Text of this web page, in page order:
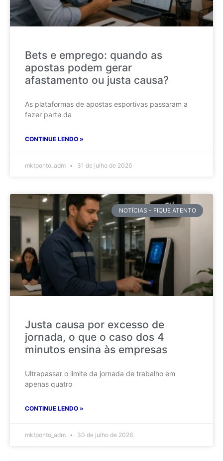
Bets e emprego: quando as
apostas podem gerar
afastamento ou justa causa?
As plataformas de apostas esportivas passaram a
fazer parte da
CONTINUE LENDO »
mktponto_adm 31 de julho de 2026
NOTÍCIAS - FIQUE ATENTO
Justa causa por excesso de
jornada, o que o caso dos 4
minutos ensina às empresas
Ultrapassar o limite da jornada de trabalho em
apenas quatro
CONTINUE LENDO »
mktponto_adm 30 de julho de 2026